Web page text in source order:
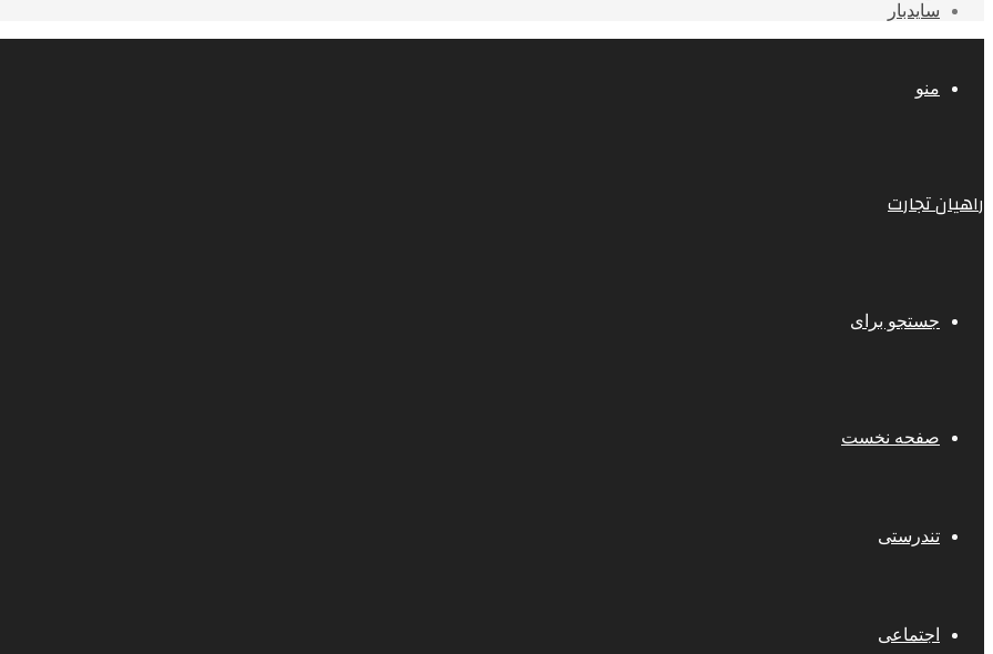
سایدبار
منو
راهیان تجارت
جستجو برای
صفحه نخست
تندرستی
اجتماعی